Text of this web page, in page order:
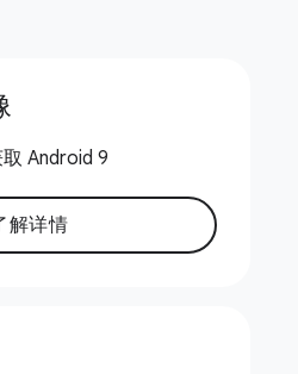
Android 9
解详情